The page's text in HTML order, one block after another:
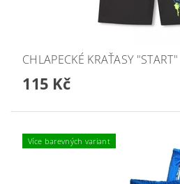
CHLAPECKÉ KRAŤASY "START"
115 Kč
Více barevných variant